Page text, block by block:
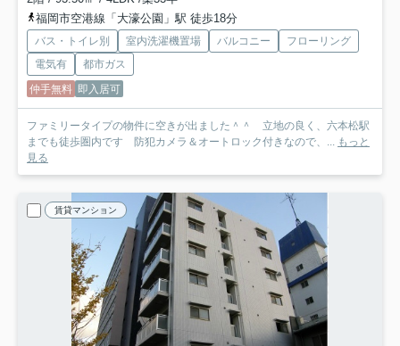
福岡市空港線「大濠公園」駅 徒歩18分
バス・トイレ別 室内洗濯機置場 バルコニー
フローリング
電気有
都市ガス
仲手無料 即入居可
ファミリータイプの物件に空きが出ました＾＾ 立地の良く、六本松駅
までも徒歩圏内です 防犯カメラ＆オートロック付きなので、...
もっと
見る
賃貸マンション